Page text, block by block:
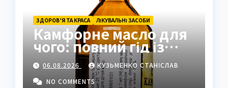
ЗДОРОВ’Я ТА КРАСА ЛІКУВАЛЬНІ ЗАСОБИ
Камфорне масло для
чого: повний гід із
застосуванням і
властивостями
06.08.2026
КУЗЬМЕНКО СТАНІСЛАВ
NO COMMENTS